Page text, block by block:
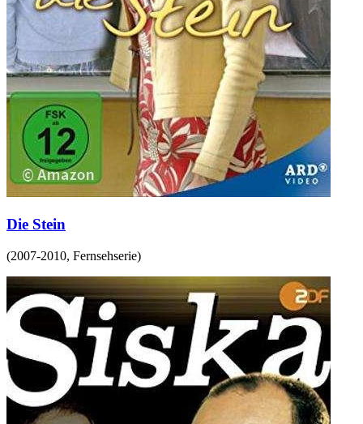
Die Stein
(2007-2010, Fernsehserie)